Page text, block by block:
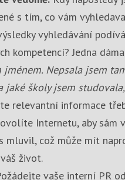
s tím, co vám
vyhledávání
kompetencí? Jedna
jménem. Nepsala jsem
jaké školy jsem
relevantní informace
Internetu, aby
mluvil, což může mít
život.
vaše interní PR